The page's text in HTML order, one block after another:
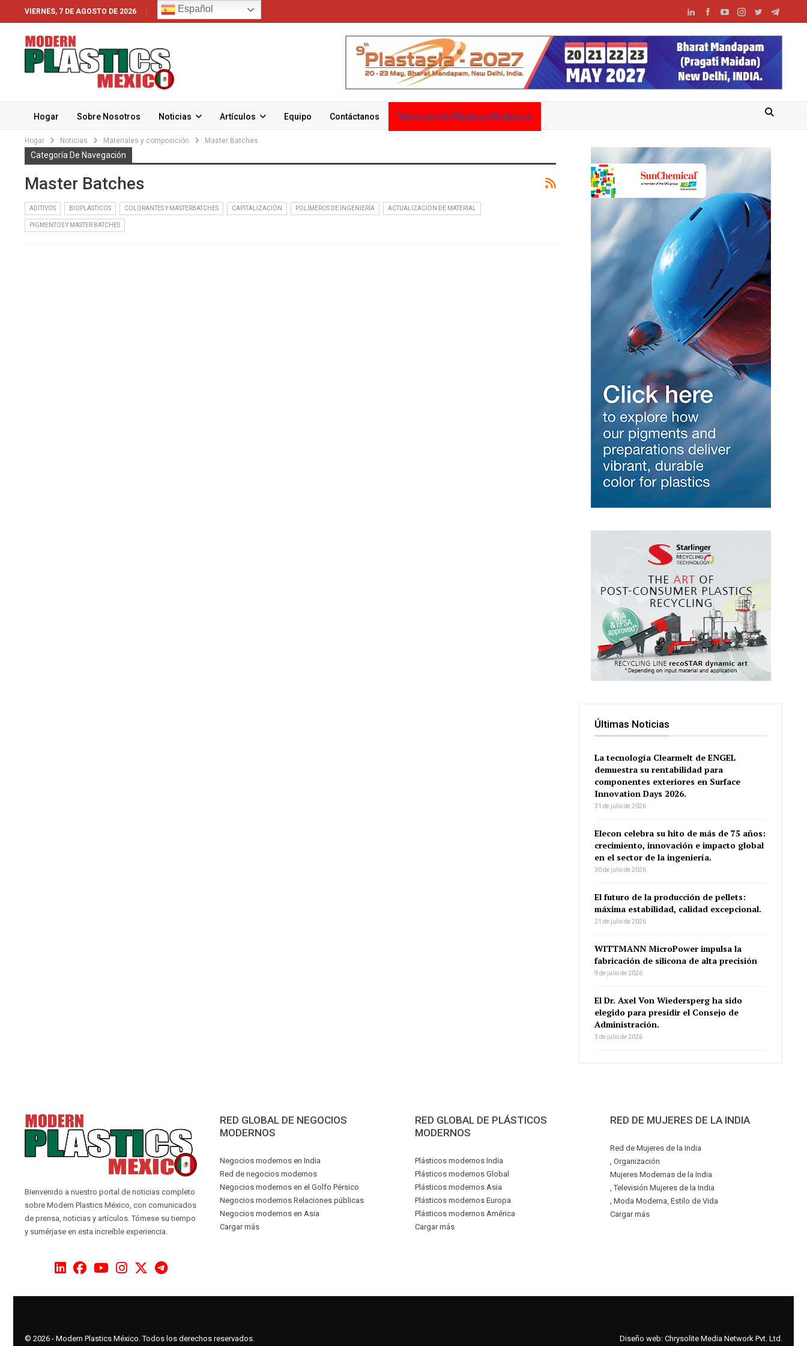
VIERNES, 7 DE AGOSTO DE 2026 Español
Hogar Sobre Nosotros Noticias Artículos Equipo Contáctanos Televisión De Plásticos Modernos
Hogar Noticias Materiales y composición Master Batches
Categoría De Navegación
Master Batches
ADITIVOS BIOPLÁSTICOS COLORANTES Y MASTERBATCHES CAPITALIZACIÓN POLÍMEROS DE INGENIERÍA ACTUALIZACIÓN DE MATERIAL
PIGMENTOS Y MASTER BATCHES
Últimas Noticias
La tecnología Clearmelt de ENGEL
demuestra su rentabilidad para
componentes exteriores en Surface
Innovation Days 2026.
31 de julio de 2026
Elecon celebra su hito de más de 75 años:
crecimiento, innovación e impacto global
en el sector de la ingeniería.
30 de julio de 2026
El futuro de la producción de pellets:
máxima estabilidad, calidad excepcional.
21 de julio de 2026
WITTMANN MicroPower impulsa la
fabricación de silicona de alta precisión
9 de julio de 2026
El Dr. Axel Von Wiedersperg ha sido
elegido para presidir el Consejo de
Administración.
3 de julio de 2026
Bienvenido a nuestro portal de noticias completo
sobre Modern Plastics México, con comunicados
de prensa, noticias y artículos. Tómese su tiempo
y sumérjase en esta increíble experiencia.
RED GLOBAL DE NEGOCIOS
MODERNOS
Negocios modernos en India
Red de negocios modernos
Negocios modernos en el Golfo Pérsico
Negocios modernos Relaciones públicas
Negocios modernos en Asia
Cargar más
RED GLOBAL DE PLÁSTICOS
MODERNOS
Plásticos modernos India
Plásticos modernos Global
Plásticos modernos Asia
Plásticos modernos Europa
Plásticos modernos América
Cargar más
RED DE MUJERES DE LA INDIA
Red de Mujeres de la India
, Organización
Mujeres Modernas de la India
, Televisión Mujeres de la India
, Moda Moderna, Estilo de Vida
Cargar más
© 2026 - Modern Plastics México. Todos los derechos reservados. Diseño web: Chrysolite Media Network Pvt. Ltd.